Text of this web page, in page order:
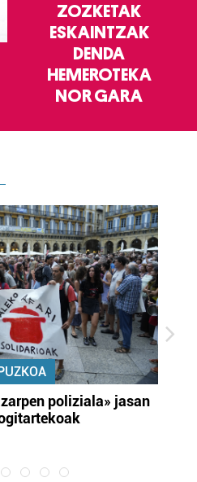
ZOZKETAK
ESKAINTZAK
DENDA
HEMEROTEKA
NOR GARA
poliziala» jasan